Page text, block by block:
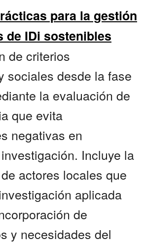
para la gestión
de IDi sostenibles
de criterios
sociales desde la fase
la evaluación de
que evita
negativas en
Incluye la
actores locales que
aplicada
de
y necesidades del